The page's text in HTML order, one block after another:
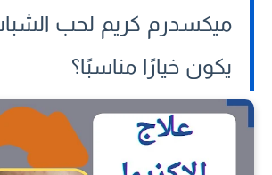
ميكسدرم كريم لحب
يكون خيارًا مناسبًا؟